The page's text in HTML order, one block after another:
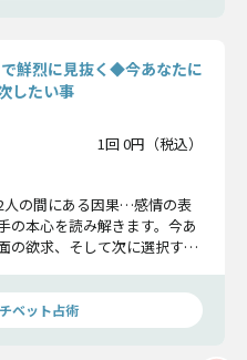
鮮烈に見抜く◆今あなたに
したい事
1回 0円（税込）
人の間にある因果…感情の表
の本心を読み解きます。今あ
の欲求、そして次に選択する
ベット占術